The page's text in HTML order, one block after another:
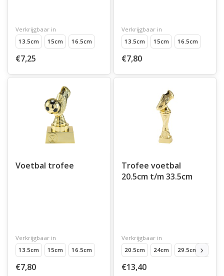
Verkrijgbaar in
13.5cm
15cm 16.5cm
€7,25
Verkrijgbaar in
13.5cm
15cm 16.5cm
€7,80
Voetbal trofee
Verkrijgbaar in
13.5cm
15cm 16.5cm
€7,80
Trofee voetbal
20.5cm t/m 33.5cm
Verkrijgbaar in
20.5cm
24cm 29.5cm
€13,40